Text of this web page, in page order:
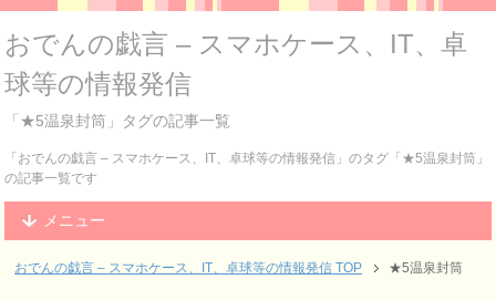
おでんの戯言 – スマホケース、IT、卓
球等の情報発信
「★5温泉封筒」タグの記事一覧
「おでんの戯言 – スマホケース、IT、卓球等の情報発信」のタグ「★5温泉封筒」
の記事一覧です
メニュー
おでんの戯言 – スマホケース、IT、卓球等の情報発信 TOP ★5温泉封筒